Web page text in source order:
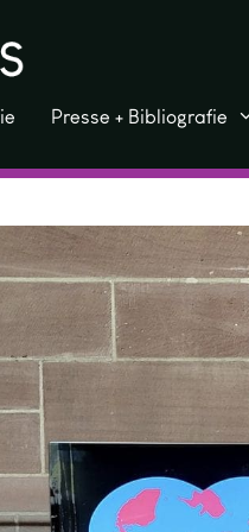
Presse + Bibliografie